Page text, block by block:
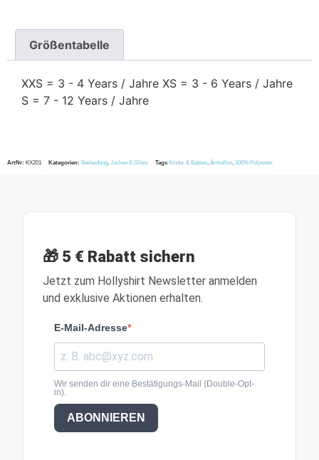
Größentabelle
XXS = 3 - 4 Years / Jahre XS = 3 - 6 Years / Jahre
S = 7 - 12 Years / Jahre
ArtNr: KX201 Kategorien: Bekleidung, Jacken & Gilets Tags Kinder & Babies, Ärmellos, 100% Polyester
🎁 5 € Rabatt sichern
Jetzt zum Hollyshirt Newsletter anmelden
und exklusive Aktionen erhalten.
E-Mail-Adresse
Wir senden dir eine Bestätigungs-Mail (Double-Opt-
in).
ABONNIEREN